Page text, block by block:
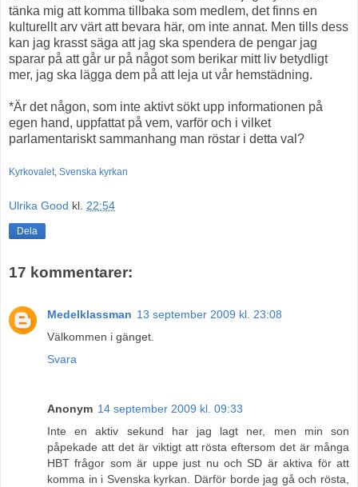
tänka mig att komma tillbaka som medlem, det finns en
kulturellt arv värt att bevara här, om inte annat. Men tills dess
kan jag krasst säga att jag ska spendera de pengar jag
sparar på att går ur på något som berikar mitt liv betydligt
mer, jag ska lägga dem på att leja ut vår hemstädning.
*Är det någon, som inte aktivt sökt upp informationen på
egen hand, uppfattat på vem, varför och i vilket
parlamentariskt sammanhang man röstar i detta val?
Kyrkovalet, Svenska kyrkan
Ulrika Good kl. 22:54
Dela
17 kommentarer:
Medelklassman 13 september 2009 kl. 23:08
Välkommen i gänget.
Svara
Anonym 14 september 2009 kl. 09:33
Inte en aktiv sekund har jag lagt ner, men min son
påpekade att det är viktigt att rösta eftersom det är många
HBT frågor som är uppe just nu och SD är aktiva för att
komma in i Svenska kyrkan. Därför borde jag gå och rösta,